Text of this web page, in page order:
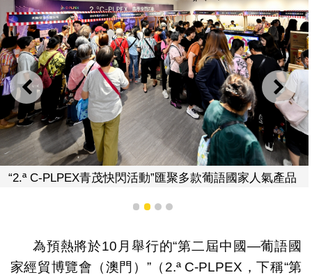
上一則 下一
“2.ª C-PLPEX青茂快閃活動”匯聚多款葡語國家人氣產品
1 2 3 4
為預熱將於10月舉行的“第二屆中國—葡語國
家經貿博覽會（澳門）”（2.ª C-PLPEX，下稱“第